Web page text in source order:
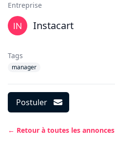
Entreprise
Instacart
Tags
manager
Postuler
← Retour à toutes les annonces